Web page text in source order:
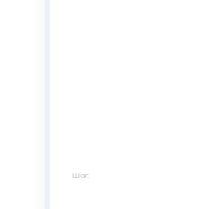
Шаг: